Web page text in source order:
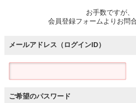
お手数ですが、
会員登録フォームよりお問
メールアドレス（ログインID）
ご希望のパスワード